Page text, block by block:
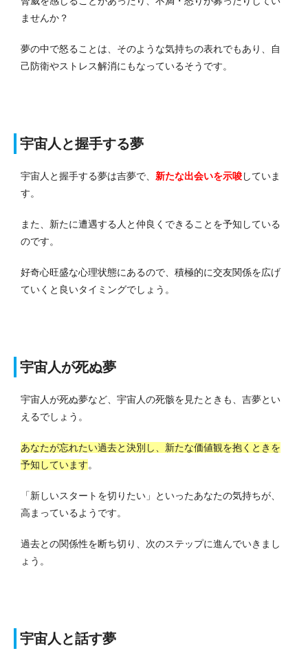
ませんか？
夢の中で怒ることは、そのような気持ちの表れでもあり、自
己防衛やストレス解消にもなっているそうです。
宇宙人と握手する夢
宇宙人と握手する夢は吉夢で、 新たな出会いを示唆していま
す。
また、新たに遭遇する人と仲良くできることを予知している
のです。
好奇心旺盛な心理状態にあるので、積極的に交友関係を広げ
ていくと良いタイミングでしょう。
宇宙人が死ぬ夢
宇宙人が死ぬ夢など、宇宙人の死骸を見たときも、吉夢とい
えるでしょう。
あなたが忘れたい過去と決別し、新たな価値観を抱くときを
予知しています。
「新しいスタートを切りたい」といったあなたの気持ちが、
高まっているようです。
過去との関係性を断ち切り、次のステップに進んでいきまし
ょう。
宇宙人と話す夢